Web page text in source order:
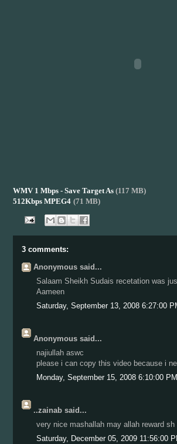
WMV 1 Mbps - Save Target As (117 MB)
512Kbps MPEG4 (71 MB)
3 comments:
Anonymous said...
Salaam Sheikh Sudais recetation was
Aameen
Saturday, September 13, 2008 6:27:00
Anonymous said...
najiullah aswc
please i can copy this video because i
Monday, September 15, 2008 6:10:00 PM
..zainab said...
very nice mashallah may allah reward
Saturday, December 05, 2009 11:56:00